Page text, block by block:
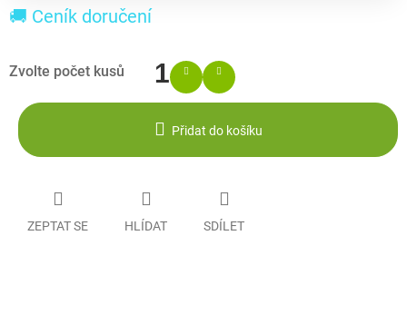
🚚 Ceník doručení
Přidat do košíku
ZEPTAT SE HLÍDAT SDÍLET